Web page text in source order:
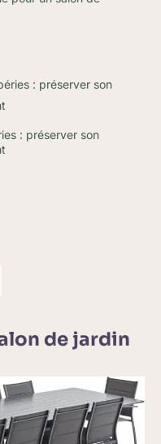
: préserver son
de jardin